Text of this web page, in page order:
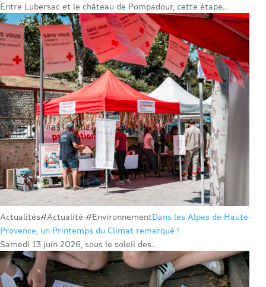
Entre Lubersac et le château de Pompadour, cette étape...
Actualités#Actualité #EnvironnementDans les Alpes de Haute-
Provence, un Printemps du Climat remarqué !
Samedi 13 juin 2026, sous le soleil des...